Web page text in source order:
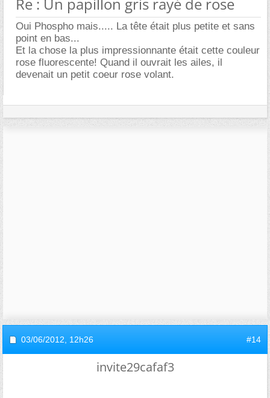
Oui Phospho mais..... La tête était plus petite et sans
point en bas...
Et la chose la plus impressionnante était cette couleur
rose fluorescente! Quand il ouvrait les ailes, il
devenait un petit coeur rose volant.
03/06/2012, 12h26 #14
invite29cafaf3